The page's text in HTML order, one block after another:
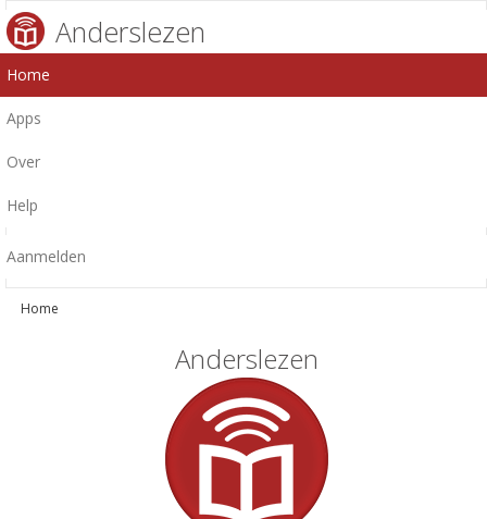
Anderslezen
Home
Apps
Over
Help
Aanmelden
Home
Anderslezen